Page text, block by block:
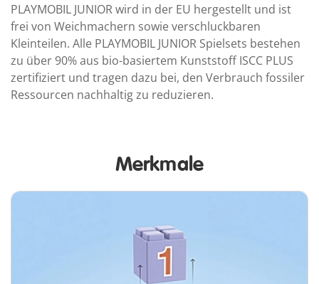
PLAYMOBIL JUNIOR wird in der EU hergestellt und ist
frei von Weichmachern sowie verschluckbaren
Kleinteilen. Alle PLAYMOBIL JUNIOR Spielsets bestehen
zu über 90% aus bio-basiertem Kunststoff ISCC PLUS
zertifiziert und tragen dazu bei, den Verbrauch fossiler
Ressourcen nachhaltig zu reduzieren.
Merkmale